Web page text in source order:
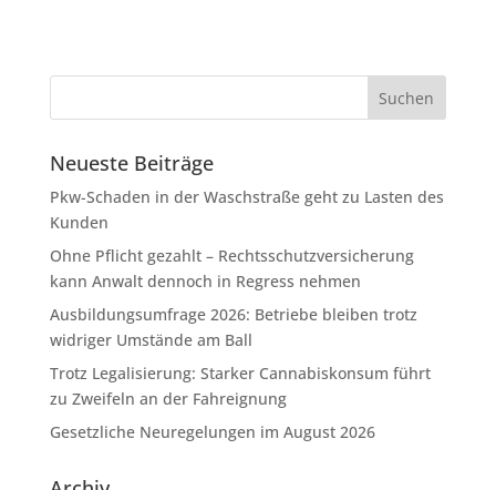
Neueste Beiträge
Pkw-Schaden in der Waschstraße geht zu Lasten des
Kunden
Ohne Pflicht gezahlt – Rechtsschutzversicherung
kann Anwalt dennoch in Regress nehmen
Ausbildungsumfrage 2026: Betriebe bleiben trotz
widriger Umstände am Ball
Trotz Legalisierung: Starker Cannabiskonsum führt
zu Zweifeln an der Fahreignung
Gesetzliche Neuregelungen im August 2026